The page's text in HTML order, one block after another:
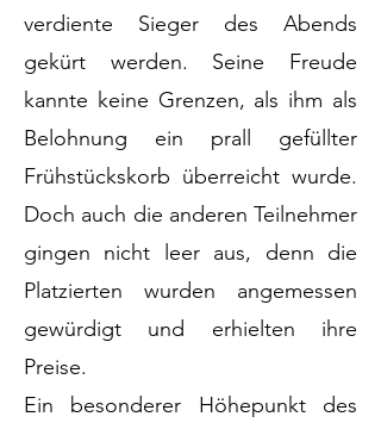
verdiente Sieger des Abends
gekürt werden. Seine Freude
kannte keine Grenzen, als ihm als
Belohnung ein prall gefüllter
Frühstückskorb überreicht wurde.
Doch auch die anderen Teilnehmer
gingen nicht leer aus, denn die
Platzierten wurden angemessen
gewürdigt und erhielten ihre
Preise.
Ein besonderer Höhepunkt des